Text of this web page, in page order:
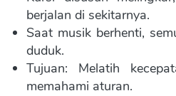
berjalan di sekitarnya.
Saat musik berhenti,
duduk.
Tujuan: Melatih
memahami aturan.